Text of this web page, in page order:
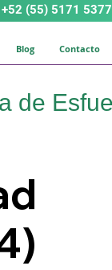
+52 (55) 5171 5377
Blog Contacto